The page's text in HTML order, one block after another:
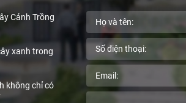
Cảnh Trồng
xanh trong
không chỉ có